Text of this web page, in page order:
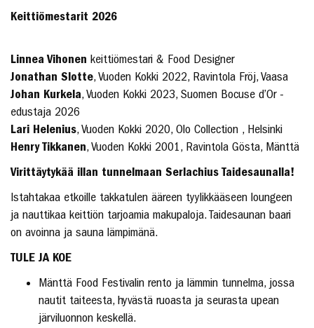
Keittiömestarit 2026
Linnea Vihonen keittiömestari & Food Designer
Jonathan Slotte, Vuoden Kokki 2022, Ravintola Fröj, Vaasa
Johan Kurkela, Vuoden Kokki 2023, Suomen Bocuse d’Or -
edustaja 2026
Lari Helenius, Vuoden Kokki 2020, Olo Collection , Helsinki
Henry Tikkanen, Vuoden Kokki 2001, Ravintola Gösta, Mänttä
Virittäytykää illan tunnelmaan Serlachius Taidesaunalla!
Istahtakaa etkoille takkatulen ääreen tyylikkääseen loungeen
ja nauttikaa keittiön tarjoamia makupaloja. Taidesaunan baari
on avoinna ja sauna lämpimänä.
TULE JA KOE
Mänttä Food Festivalin rento ja lämmin tunnelma, jossa
nautit taiteesta, hyvästä ruoasta ja seurasta upean
järviluonnon keskellä.